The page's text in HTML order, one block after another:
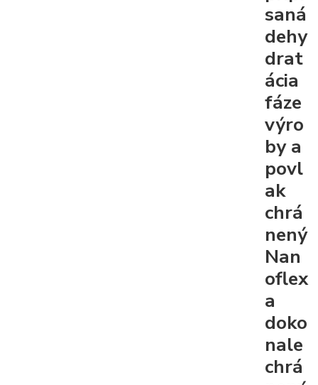
saná
dehy
drat
ácia
fáze
výro
by a
povl
ak
chrá
nený
Nan
oflex
a
doko
nale
chrá